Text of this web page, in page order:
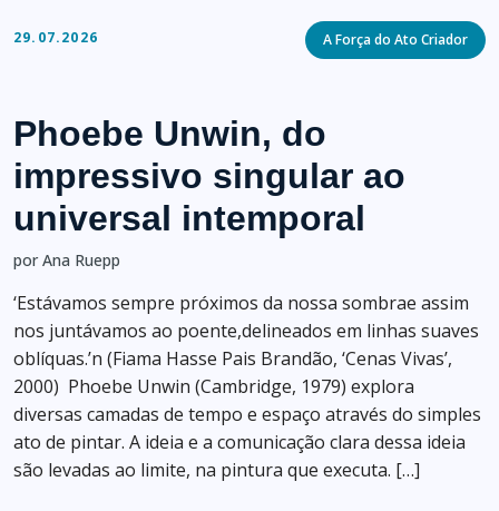
29.07.2026 Categories
A Força do Ato Criador
Phoebe Unwin, do
impressivo singular ao
universal intemporal
por Ana Ruepp
‘Estávamos sempre próximos da nossa sombrae assim
nos juntávamos ao poente,delineados em linhas suaves
oblíquas.’n (Fiama Hasse Pais Brandão, ‘Cenas Vivas’,
2000) Phoebe Unwin (Cambridge, 1979) explora
diversas camadas de tempo e espaço através do simples
ato de pintar. A ideia e a comunicação clara dessa ideia
são levadas ao limite, na pintura que executa. […]